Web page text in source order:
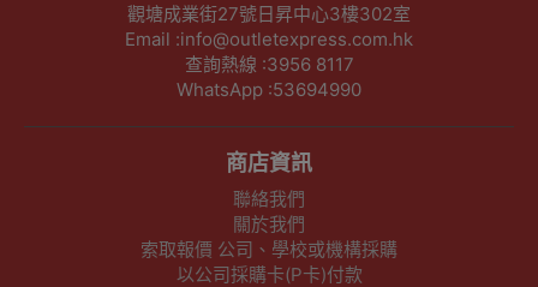
觀塘成業街27號日昇中心3樓302室
Email :info@outletexpress.com.hk
查詢熱線 :3956 8117
WhatsApp :53694990
商店資訊
聯絡我們
關於我們
索取報價 公司、學校或機構採購
以公司採購卡(P卡)付款